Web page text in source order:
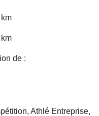
de :
Athlé Entreprise,